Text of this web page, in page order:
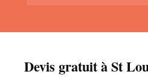
Devis gratuit à St